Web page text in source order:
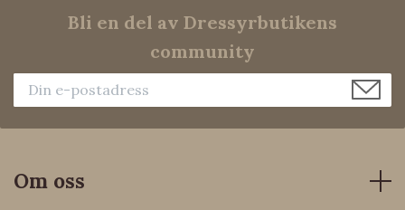
Bli en del av Dressyrbutikens
community
Om oss